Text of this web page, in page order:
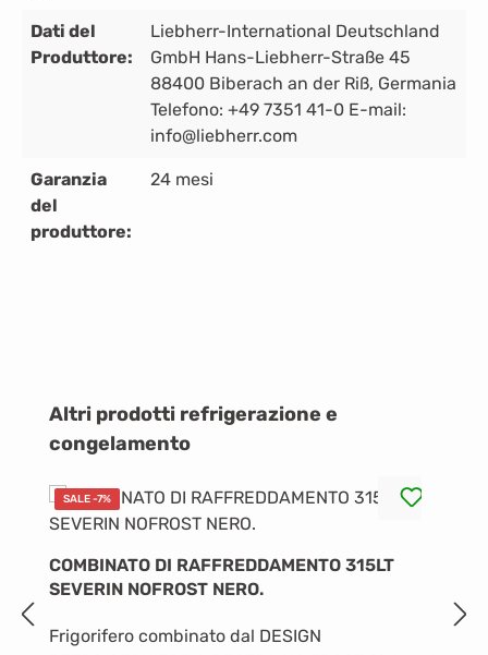
Dati del
Produttore:
Liebherr-International Deutschland
GmbH Hans-Liebherr-Straße 45
88400 Biberach an der Riß, Germania
Telefono: +49 7351 41-0 E-mail:
info@liebherr.com
Garanzia
del
produttore:
24 mesi
Salta la galleria dei prodotti
Altri prodotti refrigerazione e
congelamento
SALE -7%
COMBINATO DI RAFFREDDAMENTO 315LT
SEVERIN NOFROST NERO.
Frigorifero combinato dal DESIGN